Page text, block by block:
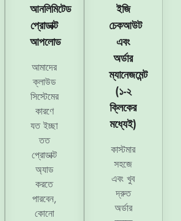
আনলিমিটেড
প্রোডাক্ট
আপলোড
আমাদের
ক্লাউড
সিস্টেমের
কারণে
যত ইচ্ছা
তত
প্রোডাক্ট
অ্যাড
করতে
পারবেন,
কোনো
ইজি
চেকআউট
এবং
অর্ডার
ম্যানেজমেন্ট
(১-২
ক্লিকের
মধ্যেই)
কাস্টমার
সহজে
এবং খুব
দ্রুত
অর্ডার